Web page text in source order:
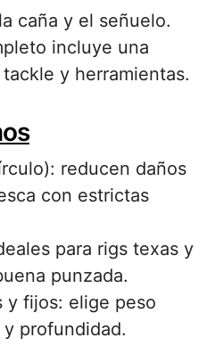
caña y el señuelo.
incluye una
y herramientas.
reducen daños
con estrictas
para rigs texas y
punzada.
y fijos: elige peso
profundidad.